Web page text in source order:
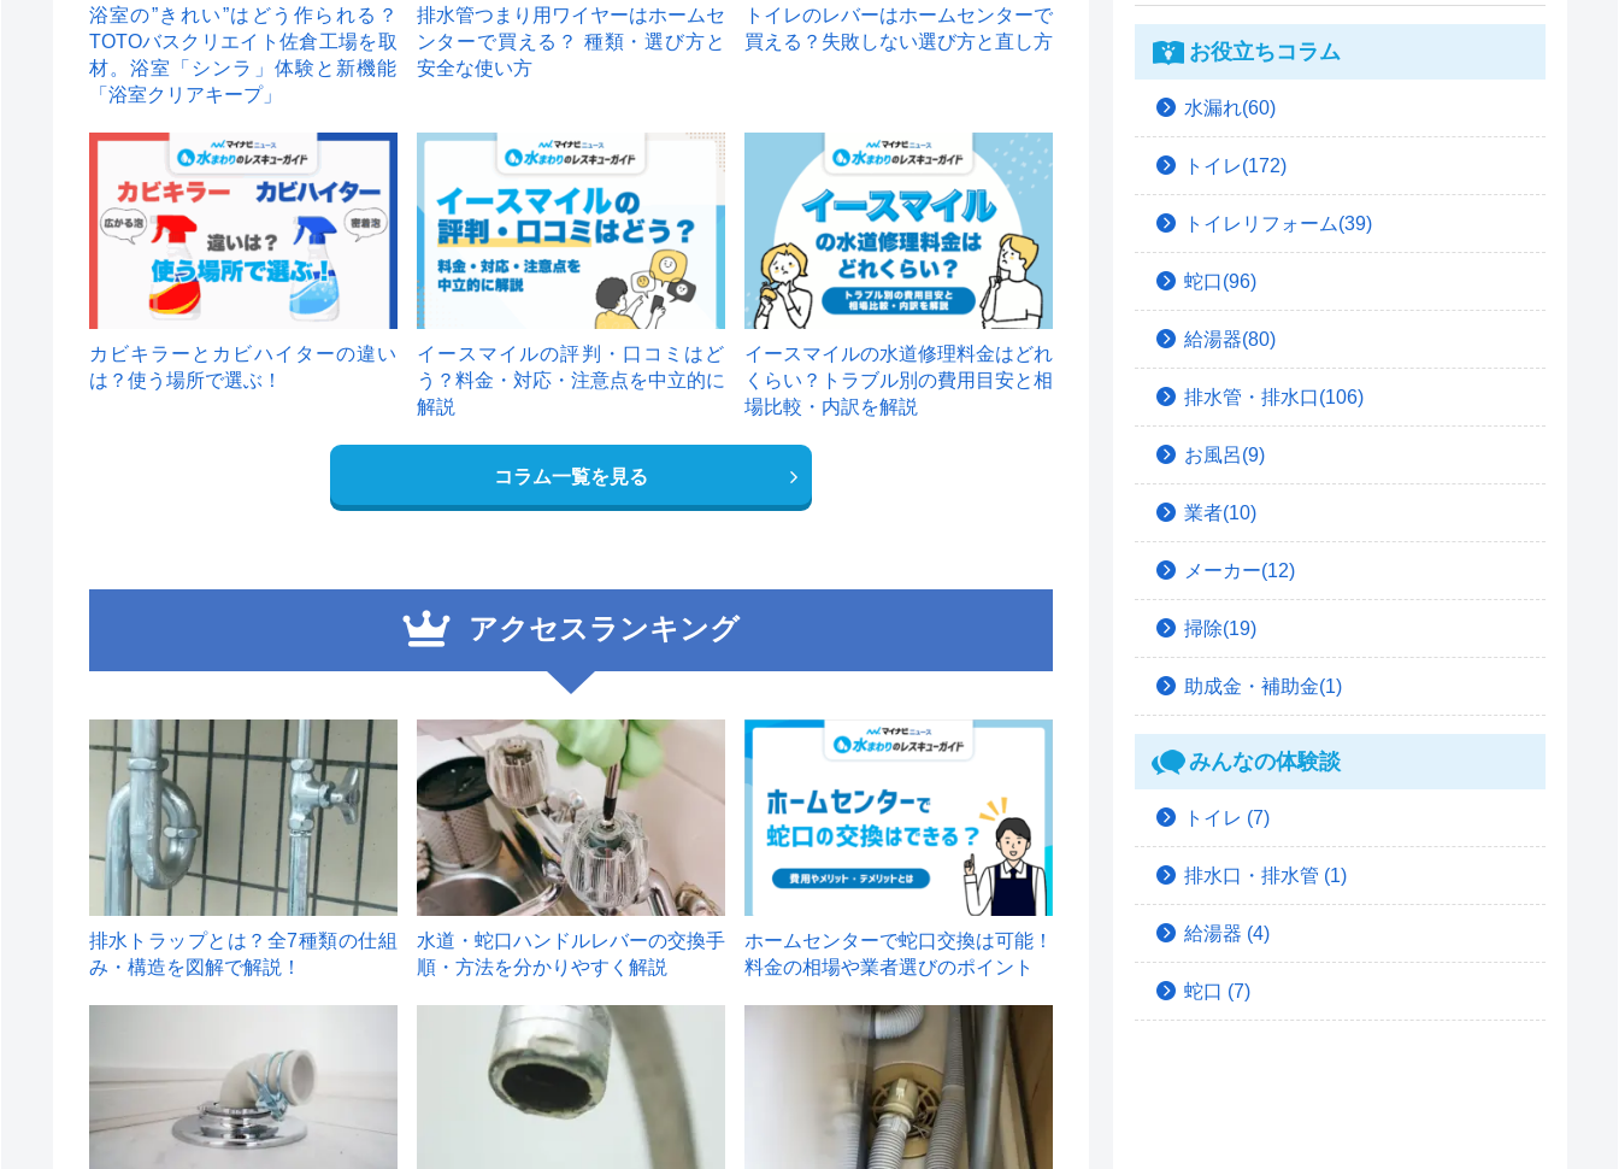
浴室の”きれい”はどう作られる？
TOTOバスクリエイト佐倉工場を取
材。浴室「シンラ」体験と新機能
「浴室クリアキープ」
排水管つまり用ワイヤーはホームセ
ンターで買える？ 種類・選び方と
安全な使い方
トイレのレバーはホームセンターで
買える？失敗しない選び方と直し方
カビキラーとカビハイターの違い
は？使う場所で選ぶ！
イースマイルの評判・口コミはど
う？料金・対応・注意点を中立的に
解説
イースマイルの水道修理料金はどれ
くらい？トラブル別の費用目安と相
場比較・内訳を解説
コラム一覧を見る
アクセスランキング
1
排水トラップとは？全7種類の仕組
み・構造を図解で解説！
2
水道・蛇口ハンドルレバーの交換手
順・方法を分かりやすく解説
ホームセンターで蛇口交換は可能！
料金の相場や業者選びのポイント
お役立ちコラム
水漏れ(60)
トイレ(172)
トイレリフォーム(39)
蛇口(96)
給湯器(80)
排水管・排水口(106)
お風呂(9)
業者(10)
メーカー(12)
掃除(19)
助成金・補助金(1)
みんなの体験談
トイレ (7)
排水口・排水管 (1)
給湯器 (4)
蛇口 (7)